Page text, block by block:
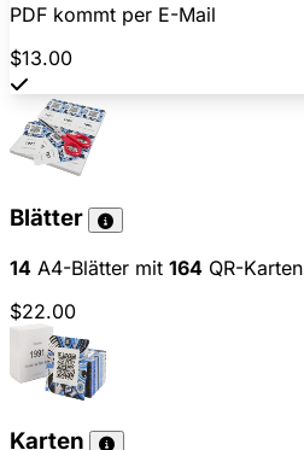
PDF kommt per E-Mail
$13.00
Blätter
14 A4-Blätter mit 164 QR-Karten
$22.00
Karten